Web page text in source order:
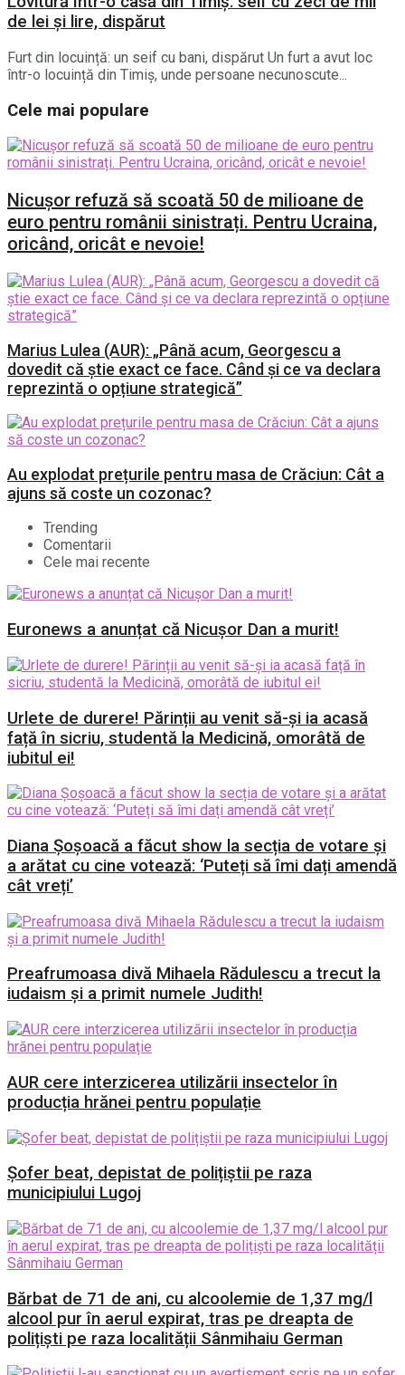
de lei și lire, dispărut
Furt din locuință: un seif cu bani, dispărut Un furt a avut loc
într-o locuință din Timiș, unde persoane necunoscute...
Cele mai populare
Nicușor refuză să scoată 50 de milioane de
euro pentru românii sinistrați. Pentru Ucraina,
oricând, oricât e nevoie!
Marius Lulea (AUR): „Până acum, Georgescu a
dovedit că știe exact ce face. Când și ce va declara
reprezintă o opțiune strategică”
Au explodat prețurile pentru masa de Crăciun: Cât a
ajuns să coste un cozonac?
Trending
Comentarii
Cele mai recente
Euronews a anunțat că Nicușor Dan a murit!
Urlete de durere! Părinții au venit să-și ia acasă
față în sicriu, studentă la Medicină, omorâtă de
iubitul ei!
Diana Șoșoacă a făcut show la secția de votare și
a arătat cu cine votează: ‘Puteți să îmi dați amendă
cât vreți’
Preafrumoasa divă Mihaela Rădulescu a trecut la
iudaism și a primit numele Judith!
AUR cere interzicerea utilizării insectelor în
producția hrănei pentru populație
Șofer beat, depistat de polițiștii pe raza
municipiului Lugoj
Bărbat de 71 de ani, cu alcoolemie de 1,37 mg/l
alcool pur în aerul expirat, tras pe dreapta de
polițiști pe raza localității Sânmihaiu German